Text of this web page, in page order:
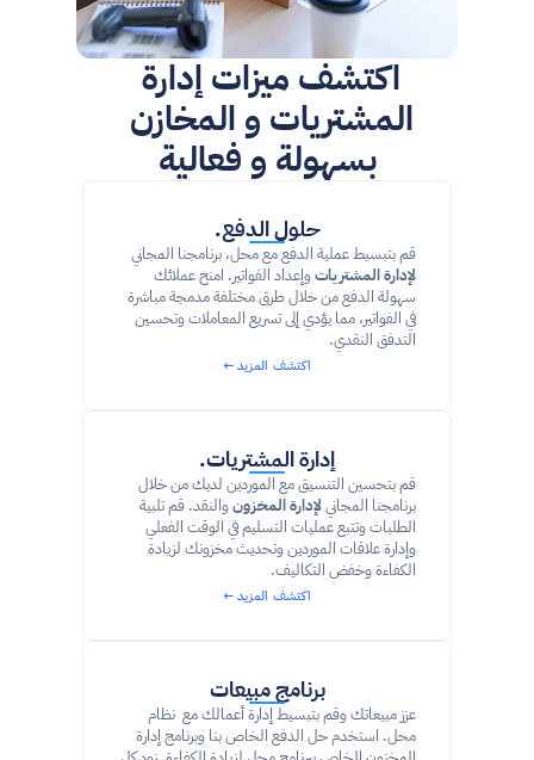
بسهولة و فعالية
حلول الدفع.
قم بتبسيط عملية الدفع مع محل، برنامجنا المجاني
لإدارة المشتريات
التدفق النقدي.
اكتشف المزيد ←
إدارة المشتريات.
برنامجنا المجاني لإدارة المخزون
الكفاءة وخفض التكاليف.
اكتشف المزيد ←
برنامج مبيعات